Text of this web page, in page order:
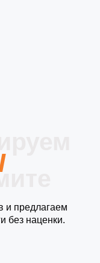
и предлагаем
без наценки.